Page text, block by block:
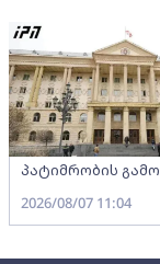
პატიმრობის
2026/08/07 11:04